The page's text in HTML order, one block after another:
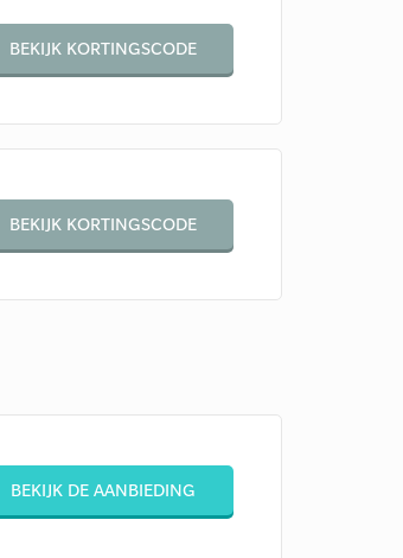
BEKIJK KORTINGSCODE
BEKIJK KORTINGSCODE
BEKIJK DE AANBIEDING